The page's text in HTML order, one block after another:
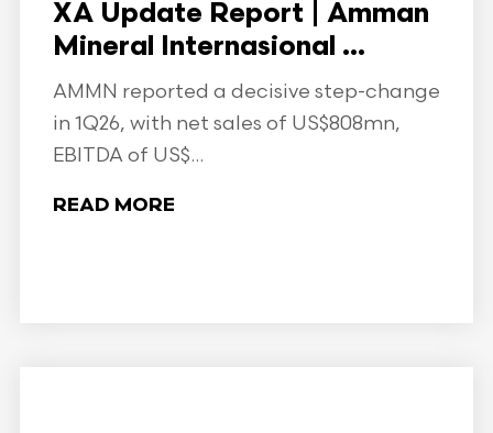
XA Update Report | Amman
Mineral Internasional ...
AMMN reported a decisive step-change
in 1Q26, with net sales of US$808mn,
EBITDA of US$...
READ MORE